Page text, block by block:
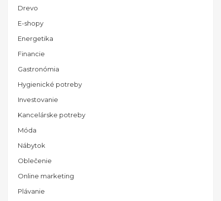
Drevo
E-shopy
Energetika
Financie
Gastronómia
Hygienické potreby
Investovanie
Kancelárske potreby
Móda
Nábytok
Oblečenie
Online marketing
Plávanie